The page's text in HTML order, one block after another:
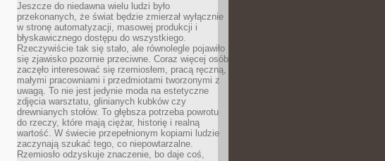
Jeszcze do niedawna wielu ludzi było
przekonanych, że świat będzie zmierzał wyłącznie
w stronę automatyzacji, masowej produkcji i
błyskawicznego dostępu do wszystkiego.
Rzeczywiście tak się stało, ale równolegle pojawiło
się zjawisko pozornie przeciwne. Coraz więcej osób
zaczęło interesować się rzemiosłem, pracą ręczną,
małymi pracowniami i przedmiotami tworzonymi z
uwagą. To nie jest jedynie moda na estetyczne
zdjęcia warsztatu, glinianych kubków czy
drewnianych stołów. To głębsza potrzeba powrotu
do rzeczy, które mają ciężar, historię i realną
wartość. W świecie przepełnionym kopiami ludzie
zaczynają szukać tego, co niepowtarzalne.
Rzemiosło odzyskuje znaczenie, bo daje coś,